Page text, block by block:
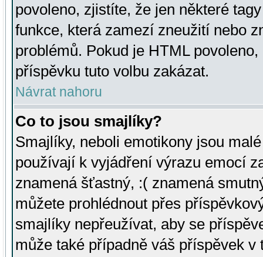
povoleno, zjistíte, že jen některé
funkce, která zamezí zneužití nebo
problémů. Pokud je HTML
příspěvku tuto volbu zakázat.
Návrat nahoru
Co to jsou smajlíky?
Smajlíky, neboli emotikony jsou
používají k vyjádření výrazu emocí
znamená šťastný, :( znamená
můžete prohlédnout přes
smajlíky nepřeužívat, aby se
může také případně váš příspěvek v